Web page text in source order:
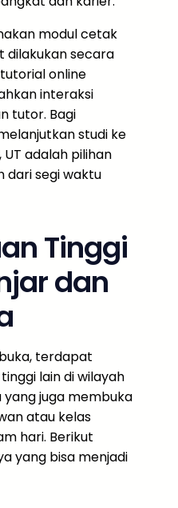
modul cetak
dilakukan secara
online
interaksi
tutor. Bagi
studi ke
UT adalah pilihan
dari segi waktu
Tinggi
dan
terdapat
lain di wilayah
juga membuka
atau kelas
hari. Berikut
yang bisa menjadi